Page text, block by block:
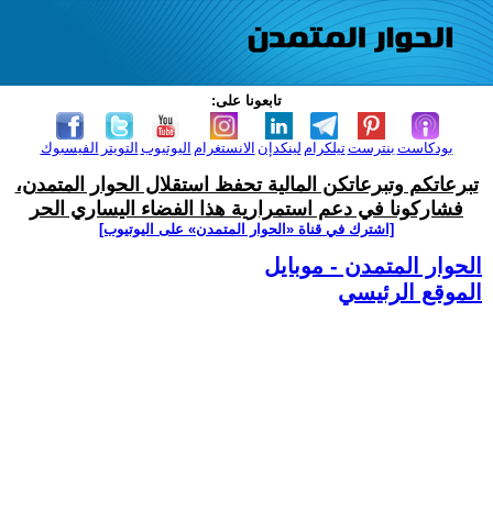
تابعونا على:
الفيسبوك التويتر اليوتيوب الانستغرام لينكدإن تيلكرامبنترست بودكاست
تبرعاتكم وتبرعاتكن المالية تحفظ استقلال الحوار المتمدن،
فشاركونا في دعم استمرارية هذا الفضاء اليساري الحر
[اشترك في قناة ‫«الحوار المتمدن» على اليوتيوب]
الحوار المتمدن - موبايل
الموقع الرئيسي